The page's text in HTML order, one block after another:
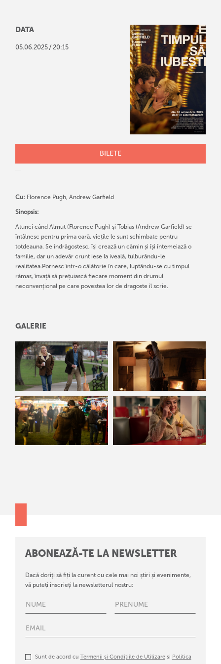
DATA
05.06.2025 / 20:15
BILETE
Cu: Florence Pugh, Andrew Garfield
Sinopsis:
Atunci când Almut (Florence Pugh) și Tobias (Andrew Garfield) se
întâlnesc pentru prima oară, viețile le sunt schimbate pentru
totdeauna. Se îndrăgostesc, își crează un cămin și își întemeiază o
familie, dar un adevăr crunt iese la iveală, tulburându-le
realitatea.Pornesc într-o călătorie în care, luptându-se cu timpul
rămas, învață să prețuiască fiecare moment din drumul
neconvențional pe care povestea lor de dragoste îl scrie.
GALERIE
ABONEAZĂ-TE LA NEWSLETTER
Dacă doriți să fiți la curent cu cele mai noi știri și evenimente,
vă puteți înscrieți la newsletterul nostru:
Sunt de acord cu Termenii și Condițiile de Utilizareși Politica